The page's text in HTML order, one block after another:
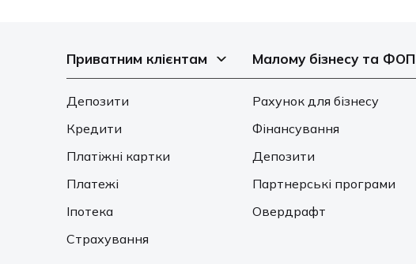
Приватним клієнтам
Депозити
Кредити
Платіжні картки
Платежі
Іпотека
Страхування
Малому бізнесу та ФОП
Рахунок для бізнесу
Фінансування
Депозити
Партнерські програми
Овердрафт